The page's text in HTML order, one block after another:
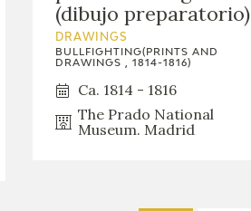
(dibujo preparatorio)
DRAWINGS
BULLFIGHTING(PRINTS AND
DRAWINGS , 1814-1816)
Ca. 1814 - 1816
The Prado National
Museum. Madrid